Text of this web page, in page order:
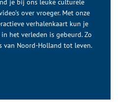
je bij ons leuke culturele
over vroeger. Met onze
verhalenkaart kun je
het verleden is gebeurd. Zo
van Noord-Holland tot leven.